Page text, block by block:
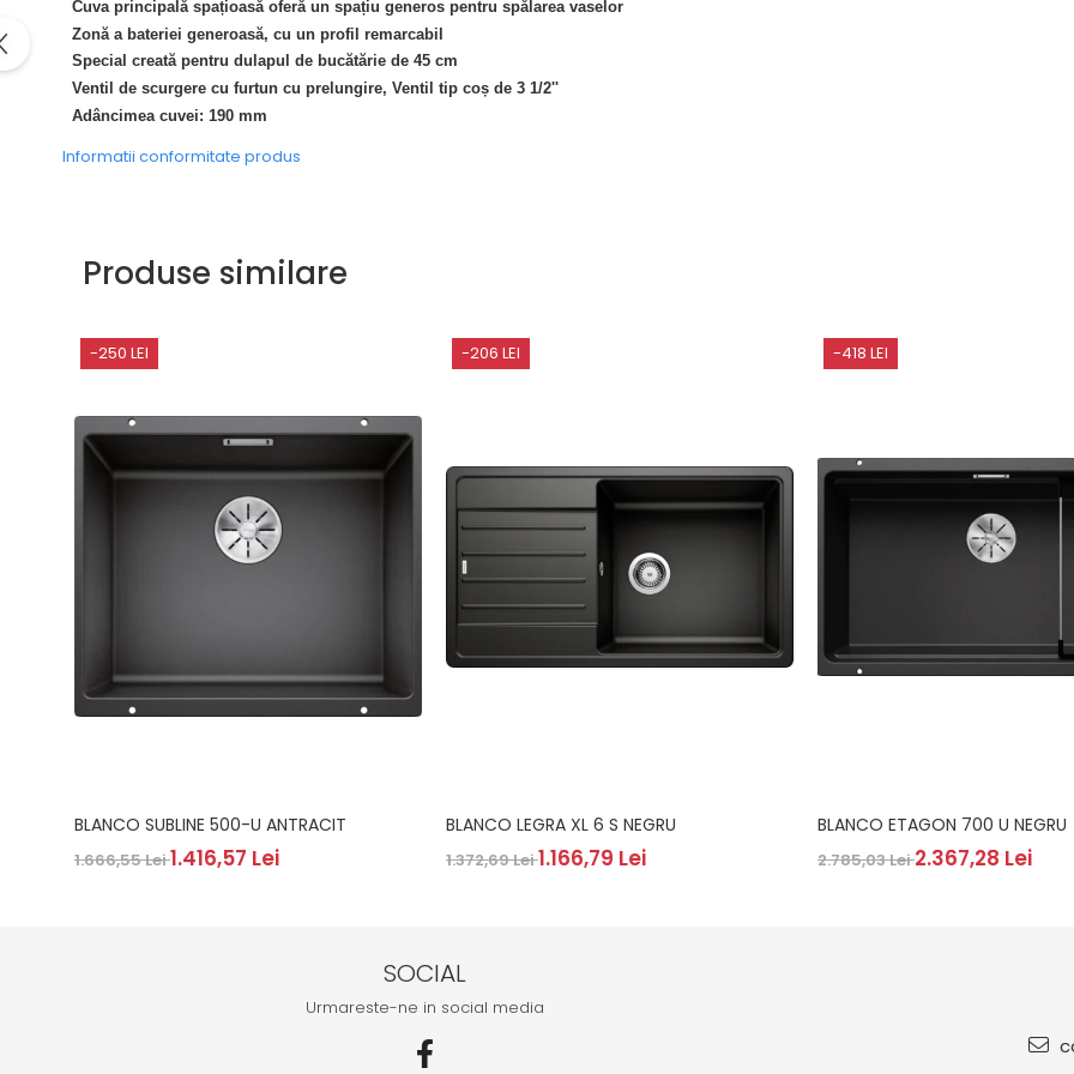
Domino( seturi modulare)
Electrice
Inductie
Cuva principală spațioasă oferă un spațiu generos pentru spălarea vaselor
Zonă a bateriei generoasă, cu un profil remarcabil
Special creată pentru dulapul de bucătărie de 45 cm
Ventil de scurgere cu furtun cu prelungire, Ventil tip coș de 3 1/2''
Adâncimea cuvei: 190 mm
Informatii conformitate produs
Produse similare
-250 LEI
BLANCO SUBLINE 500-U ANTRACIT
1.666,55 Lei1.416,57 Lei
-206 LEI
BLANCO LEGRA XL 6 S NEGRU
1.372,69 Lei1.166,79 Lei
-418 LEI
BLANCO ETAGON 700 U NEGRU
2.785,03 Lei2.367,28 Lei
SOCIAL
Urmareste-ne in social media